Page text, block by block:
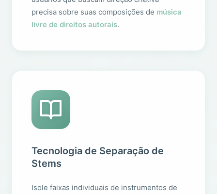
precisa sobre suas composições de música
livre de direitos autorais.
Tecnologia de Separação de
Stems
Isole faixas individuais de instrumentos de